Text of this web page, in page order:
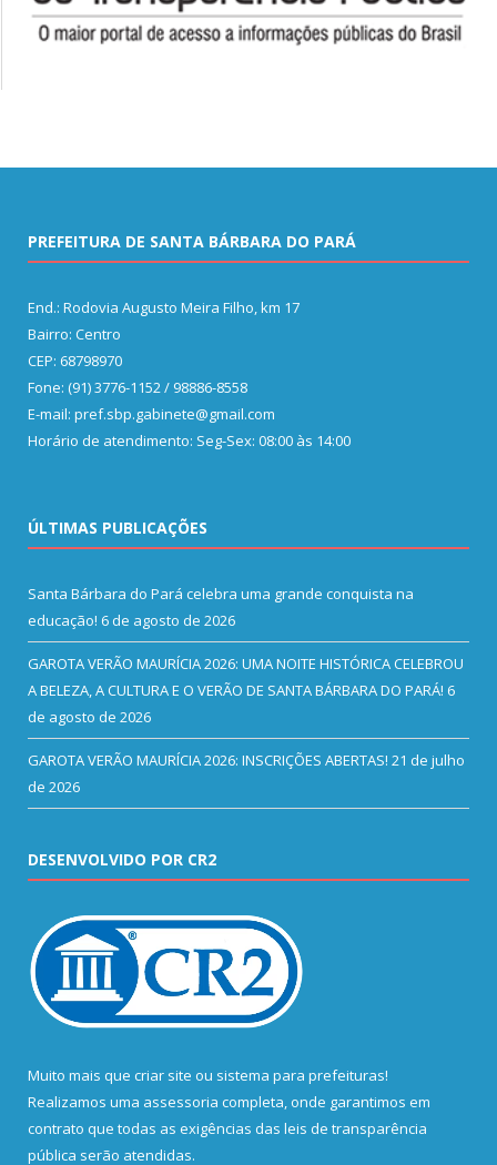
PREFEITURA DE SANTA BÁRBARA DO PARÁ
End.: Rodovia Augusto Meira Filho, km 17
Bairro: Centro
CEP: 68798970
Fone: (91) 3776-1152 / 98886-8558
E-mail: pref.sbp.gabinete@gmail.com
Horário de atendimento: Seg-Sex: 08:00 às 14:00
ÚLTIMAS PUBLICAÇÕES
Santa Bárbara do Pará celebra uma grande conquista na
educação! 6 de agosto de 2026
GAROTA VERÃO MAURÍCIA 2026: UMA NOITE HISTÓRICA CELEBROU
A BELEZA, A CULTURA E O VERÃO DE SANTA BÁRBARA DO PARÁ! 6
de agosto de 2026
GAROTA VERÃO MAURÍCIA 2026: INSCRIÇÕES ABERTAS! 21 de julho
de 2026
DESENVOLVIDO POR CR2
Muito mais que criar site ou sistema para prefeituras!
Realizamos uma assessoria completa, onde garantimos em
contrato que todas as exigências das leis de transparência
pública serão atendidas.